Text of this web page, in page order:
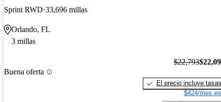
Sprint RWD 33,696 millas
Orlando, FL
3 millas
Buena oferta
$22,793
El precio incluye tasas
$424/mes